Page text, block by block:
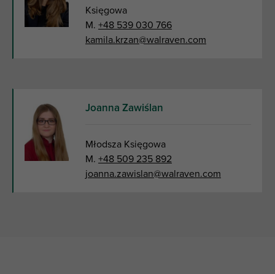
Księgowa
M. +48 539 030 766
kamila.krzan@walraven.com
Joanna Zawiślan
Młodsza Księgowa
M. +48 509 235 892
joanna.zawislan@walraven.com